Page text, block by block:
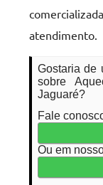
atendimento.
Gostaria de
sobre
Jaguaré?
Fale
Ou em